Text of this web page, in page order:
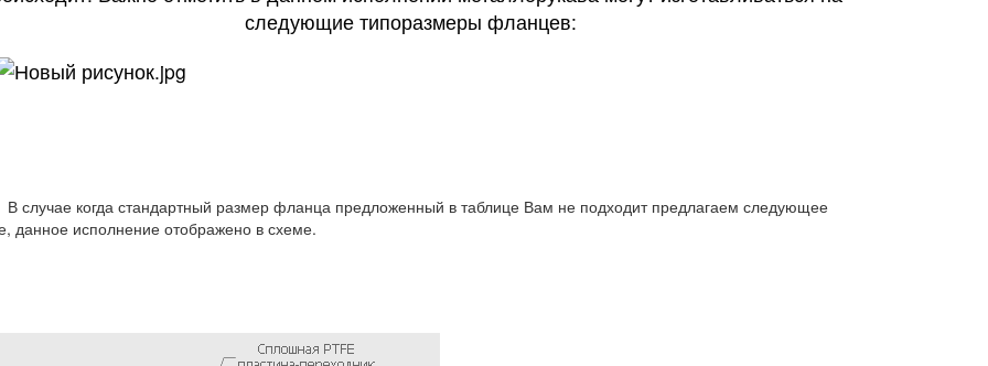
следующие типоразмеры фланцев:
когда стандартный размер фланца предложенный в таблице Вам не подходит предлагаем следующее
данное исполнение отображено в схеме.